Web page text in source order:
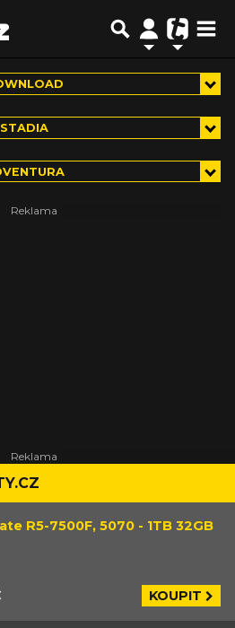
STADIA
R5-7500F, 5070 - 1TB 32GB
KOUPIT